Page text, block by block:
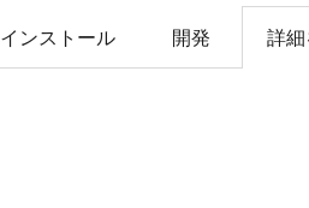
インストール 開発 詳